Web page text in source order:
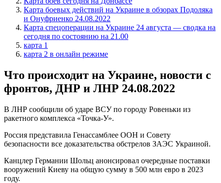
Карта боевых действий на Украине в обзорах Подоляка
и Онуфриенко 24.08.2022
Карта спецоперации на Украине 24 августа — сводка на
сегодня по состоянию на 21.00
карта 1
карта 2 в онлайн режиме
Что происходит на Украине, новости с
фронтов, ДНР и ЛНР 24.08.2022
В ЛНР сообщили об ударе ВСУ по городу Ровеньки из
ракетного комплекса «Точка-У».
Россия представила Генассамблее ООН и Совету
безопасности все доказательства обстрелов ЗАЭС Украиной.
Канцлер Германии Шольц анонсировал очередные поставки
вооружений Киеву на общую сумму в 500 млн евро в 2023
году.